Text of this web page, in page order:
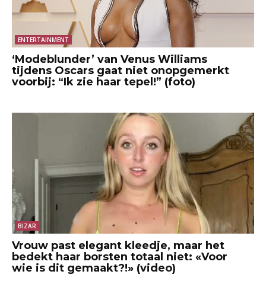
ENTERTAINMENT
‘Modeblunder’ van Venus Williams
tijdens Oscars gaat niet onopgemerkt
voorbij: “Ik zie haar tepel!” (foto)
BIZAR
Vrouw past elegant kleedje, maar het
bedekt haar borsten totaal niet: «Voor
wie is dit gemaakt?!» (video)